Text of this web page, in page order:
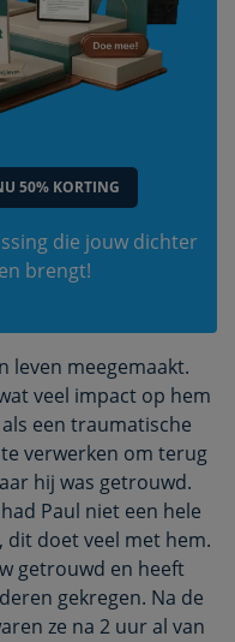
50% KORTING
die jouw dichter
brengt!
leven meegemaakt.
veel impact op hem
een traumatische
verwerken om terug
hij was getrouwd.
Paul niet een hele
doet veel met hem.
getrouwd en heeft
gekregen. Na de
ze na 2 uur al van